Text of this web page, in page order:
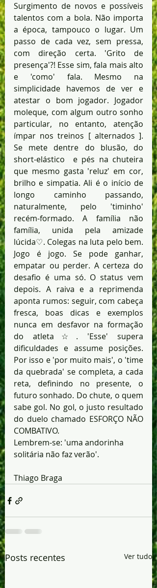
Surgimento de novos e possíveis
talentos com a bola. Não importa
a época, tampouco o lugar. Um
passo de cada vez, sem pressa,
com direção certa. 'Grito de
presença'?! Esse sim, fala mais alto
e 'como' fala. Mesmo na
simplicidade havemos de ver e
atestar o bom jogador. Jogador
moleque, com algum outro sonho
particular, no entanto, atenção
ímpar nos treinos [ alternados ].
Se mete dentre do blusão, do
short-elástico  e pés na chuteira
que mesmo gasta 'reluz' em cor,
brilho e simpatia. Ali é o início de
longo caminho passando,
naturalmente, pelo 'timinho'
recém-formado. A família não
família, unida pela amizade
lúcida♡. Colegas na luta pelo bem.
Jogo é jogo. Se pode ganhar,
empatar ou perder. A certeza do
desafio é uma só. O status vem
depois. A raiva e a reprimenda
aponta rumos: seguir, com cabeça
fresca, boas dicas e exemplos
nunca em desfavor na formação
do atleta☆. 'Esse' supera
dificuldades e assume posições.
Por isso e 'por muito mais', o 'time
da quebrada' se completa, a cada
reta, definindo no presente, o
futuro sonhado. Do chute, o quem
sabe gol. No gol, o justo resultado
do duelo chamado ESFORÇO NÃO
COMBATIVO.
Lembrem-se: 'uma andorinha
solitária não faz verão'.
Thiago Braga
Posts recentes Ver tudo